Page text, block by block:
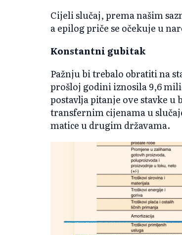
Cijeli slučaj, prema našim
a epilog priče se očekuje u
Konstantni gubitak
Pažnju bi trebalo obratiti na
prošloj godini iznosila 9,6
postavlja pitanje ove stavke
transfernim cijenama u
matice u drugim državama.